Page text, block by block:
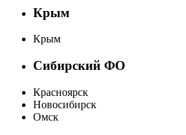
Крым
Крым
Сибирский ФО
Красноярск
Новосибирск
Омск